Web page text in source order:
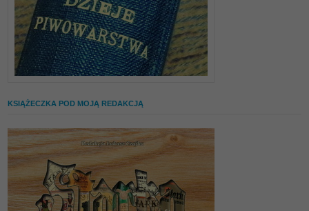
KSIĄŻECZKA POD MOJĄ REDAKCJĄ